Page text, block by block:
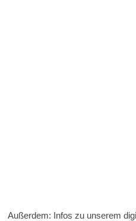
Außerdem: Infos zu unserem